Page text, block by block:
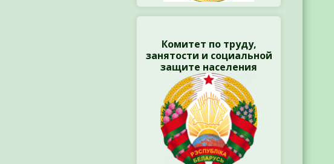
Комитет по труду,
занятости и социальной
защите населения